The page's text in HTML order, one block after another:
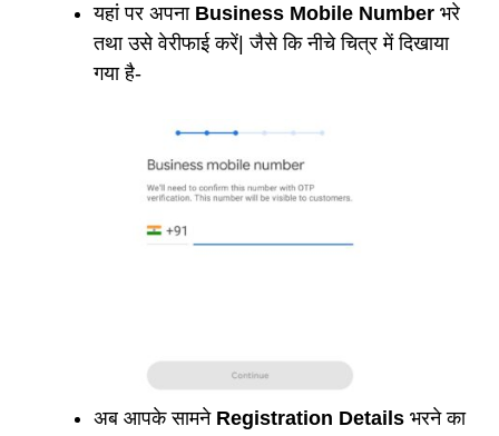
यहां पर अपना Business Mobile Number भरे
तथा उसे वेरीफाई करें| जैसे कि नीचे चित्र में दिखाया
गया है-
अब आपके सामने Registration Details भरने का